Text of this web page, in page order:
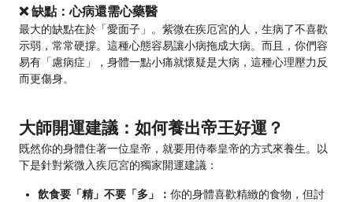
❌ 缺點：心病還需心藥醫
最大的缺點在於「愛面子」。紫微在疾厄宮的人，生病了不喜歡
示弱，常常硬撐。這種心態容易讓小病拖成大病。而且，你們容
易有「慮病症」，身體一點小痛就懷疑是大病，這種心理壓力反
而更傷身。
大師開運建議：如何養出帝王好運？
既然你的身體住著一位皇帝，就要用侍奉皇帝的方式來養生。以
下是針對紫微入疾厄宮的獨家開運建議：
飲食要「精」不要「多」： 你的身體喜歡精緻的食物，但討